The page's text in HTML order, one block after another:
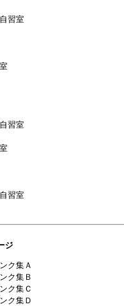
習室
習室
習室
ジ
ク集Ａ
ク集Ｂ
ク集Ｃ
ク集Ｄ